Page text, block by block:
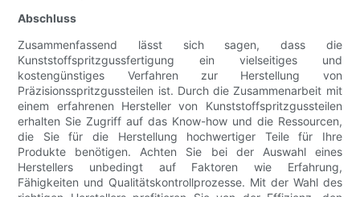
Abschluss
Zusammenfassend lässt sich sagen, dass die
Kunststoffspritzgussfertigung ein vielseitiges und
kostengünstiges Verfahren zur Herstellung von
Präzisionsspritzgussteilen ist. Durch die Zusammenarbeit mit
einem erfahrenen Hersteller von Kunststoffspritzgussteilen
erhalten Sie Zugriff auf das Know-how und die Ressourcen,
die Sie für die Herstellung hochwertiger Teile für Ihre
Produkte benötigen. Achten Sie bei der Auswahl eines
Herstellers unbedingt auf Faktoren wie Erfahrung,
Fähigkeiten und Qualitätskontrollprozesse. Mit der Wahl des